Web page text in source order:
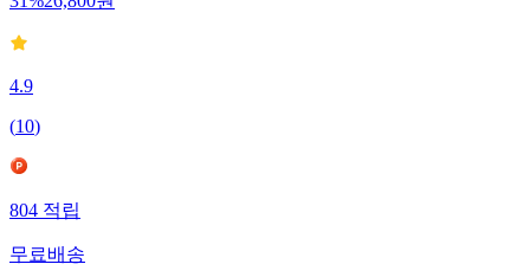
31%26,800원
4.9
(10)
804적립
무료배송